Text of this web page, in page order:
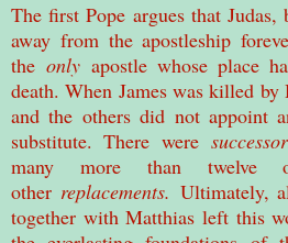
The first Pope argues that
away from the apostleship
the only apostle whose place
death. When James was killed
and the others did not appoint
substitute. There were
many more than
other replacements. Ultimately,
together with Matthias left this